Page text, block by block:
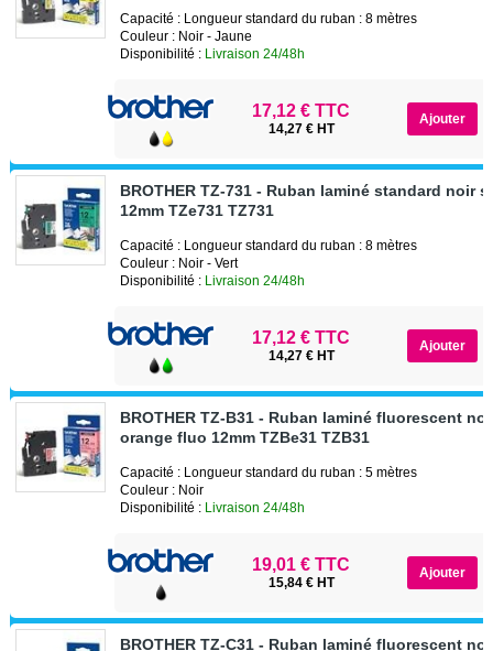
Capacité : Longueur standard du ruban : 8 mètres
Couleur : Noir - Jaune
Disponibilité : Livraison 24/48h
17,12 € TTC
14,27 € HT
BROTHER TZ-731 - Ruban laminé standard noir
12mm TZe731 TZ731
Capacité : Longueur standard du ruban : 8 mètres
Couleur : Noir - Vert
Disponibilité : Livraison 24/48h
17,12 € TTC
14,27 € HT
BROTHER TZ-B31 - Ruban laminé fluorescent
orange fluo 12mm TZBe31 TZB31
Capacité : Longueur standard du ruban : 5 mètres
Couleur : Noir
Disponibilité : Livraison 24/48h
19,01 € TTC
15,84 € HT
BROTHER TZ-C31 - Ruban laminé fluorescent